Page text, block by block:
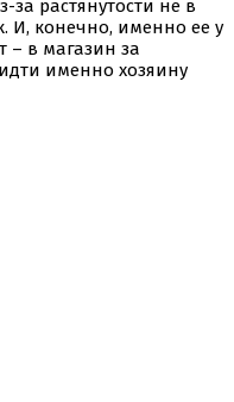
за растянутости не в
И, конечно, именно ее у
– в магазин за
именно хозяину